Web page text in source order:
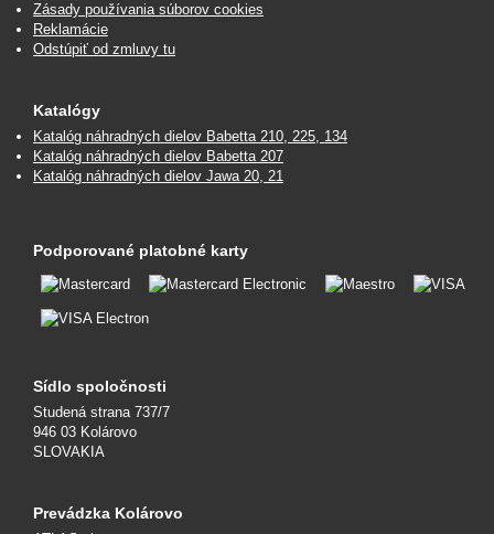
Zásady používania súborov cookies
Reklamácie
Odstúpiť od zmluvy tu
Katalógy
Katalóg náhradných dielov Babetta 210, 225, 134
Katalóg náhradných dielov Babetta 207
Katalóg náhradných dielov Jawa 20, 21
Podporované platobné karty
Sídlo spoločnosti
Studená strana 737/7
946 03 Kolárovo
SLOVAKIA
Prevádzka Kolárovo